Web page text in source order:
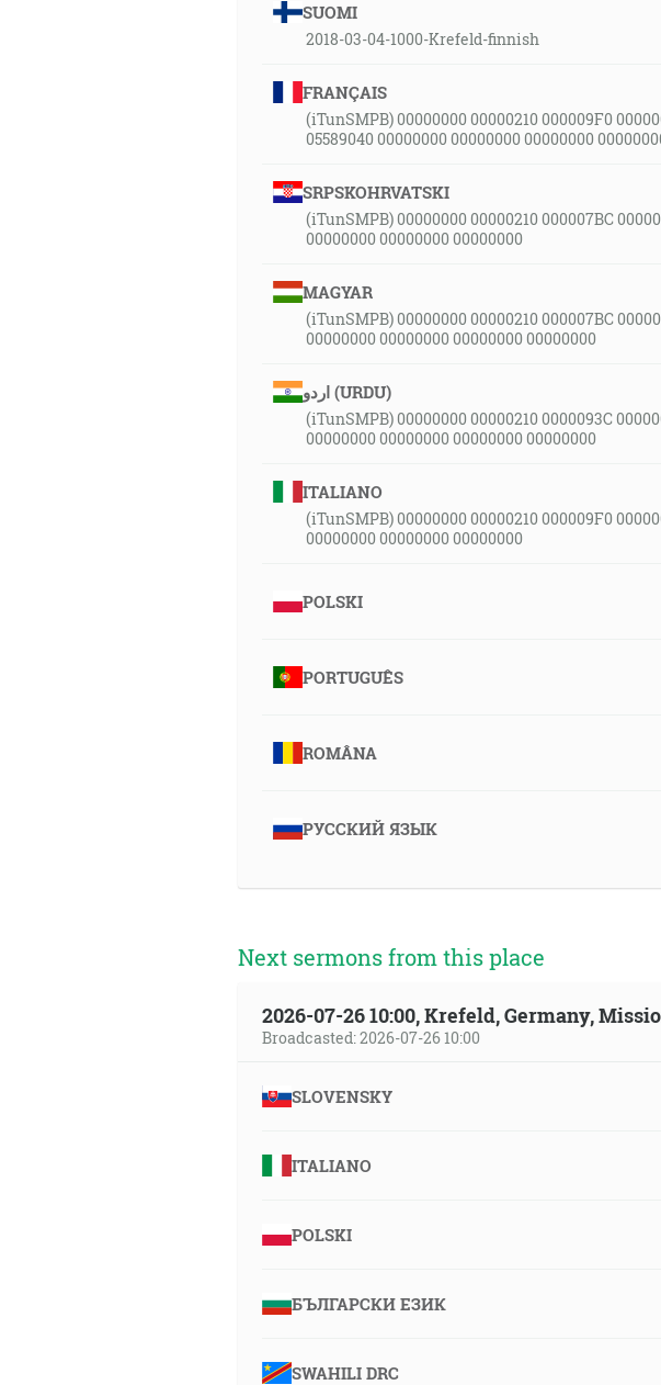
SUOMI
2018-03-04-1000-Krefeld-finnish
FRANÇAIS
(iTunSMPB) 00000000 00000210 000009F0
05589040 00000000 00000000 00000000
SRPSKOHRVATSKI
(iTunSMPB) 00000000 00000210 000007BC
00000000 00000000 00000000
MAGYAR
(iTunSMPB) 00000000 00000210 000007BC
00000000 00000000 00000000 00000000
اردو (URDU)
(iTunSMPB) 00000000 00000210 0000093C
00000000 00000000 00000000 00000000
ITALIANO
(iTunSMPB) 00000000 00000210 000009F0
00000000 00000000 00000000
POLSKI
PORTUGUÊS
ROMÂNA
РУССКИЙ ЯЗЫК
Next sermons from this place
2026-07-26 10:00, Krefeld, Germany,
Broadcasted: 2026-07-26 10:00
SLOVENSKY
ITALIANO
POLSKI
БЪЛГАРСКИ ЕЗИК
SWAHILI DRC